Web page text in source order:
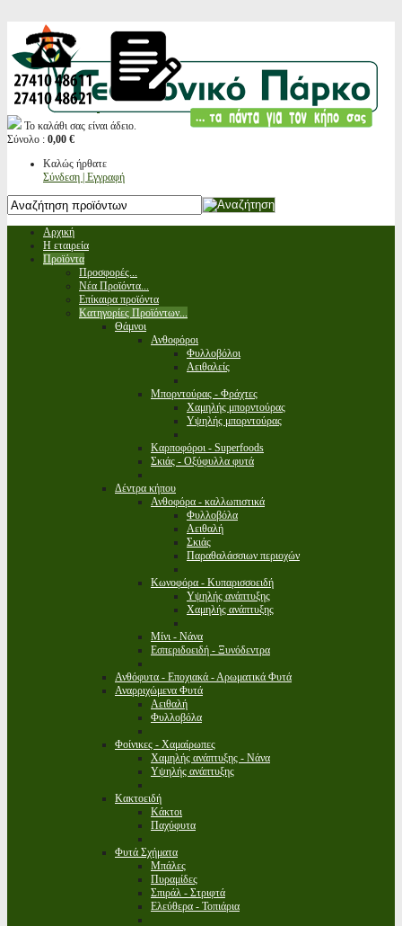
Το καλάθι σας είναι άδειο.
Σύνολο : 0,00 €
Καλώς ήρθατε
Σύνδεση | Εγγραφή
Αρχική
Η εταιρεία
Προϊόντα
Προσφορές...
Νέα Προϊόντα...
Επίκαιρα προϊόντα
Κατηγορίες Προϊόντων...
Θάμνοι
Ανθοφόροι
Φυλλοβόλοι
Αειθαλείς
Μπορντούρας - Φράχτες
Χαμηλής μπορντούρας
Υψηλής μπορντούρας
Καρποφόροι - Superfoods
Σκιάς - Οξύφυλλα φυτά
Δέντρα κήπου
Ανθοφόρα - καλλωπιστικά
Φυλλοβόλα
Αειθαλή
Σκιάς
Παραθαλάσσιων περιοχών
Κωνοφόρα - Κυπαρισσοειδή
Υψηλής ανάπτυξης
Χαμηλής ανάπτυξης
Μίνι - Νάνα
Εσπεριδοειδή - Ξυνόδεντρα
Ανθόφυτα - Εποχιακά - Αρωματικά Φυτά
Αναρριχώμενα Φυτά
Αειθαλή
Φυλλοβόλα
Φοίνικες - Χαμαίρωπες
Χαμηλής ανάπτυξης - Νάνα
Υψηλής ανάπτυξης
Κακτοειδή
Κάκτοι
Παχύφυτα
Φυτά Σχήματα
Μπάλες
Πυραμίδες
Σπιράλ - Στριφτά
Ελεύθερα - Τοπιάρια